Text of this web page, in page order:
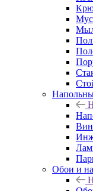
Обои и